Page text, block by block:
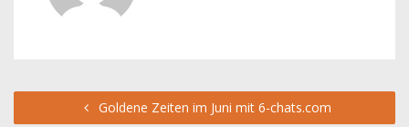
Goldene Zeiten im Juni mit 6-chats.com